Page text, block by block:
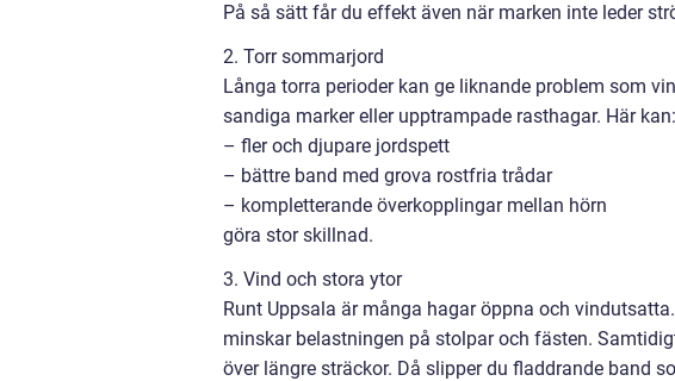
På så sätt får du effekt även när marken inte leder
2. Torr sommarjord
Långa torra perioder kan ge liknande problem som
sandiga marker eller upptrampade rasthagar. Här kan:
– fler och djupare jordspett
– bättre band med grova rostfria trådar
– kompletterande överkopplingar mellan hörn
göra stor skillnad.
3. Vind och stora ytor
Runt Uppsala är många hagar öppna och
minskar belastningen på stolpar och fästen.
över längre sträckor. Då slipper du fladdrande band